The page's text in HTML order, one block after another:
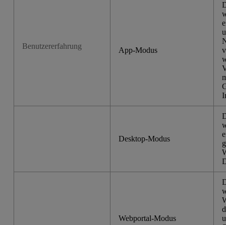
Benutzererfahrung App-Modus
Desktop-Modus
Webportal-Modus